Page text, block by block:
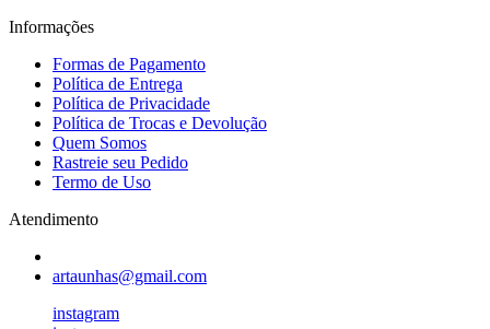
Informações
Formas de Pagamento
Política de Entrega
Política de Privacidade
Política de Trocas e Devolução
Quem Somos
Rastreie seu Pedido
Termo de Uso
Atendimento
artaunhas@gmail.com
instagram